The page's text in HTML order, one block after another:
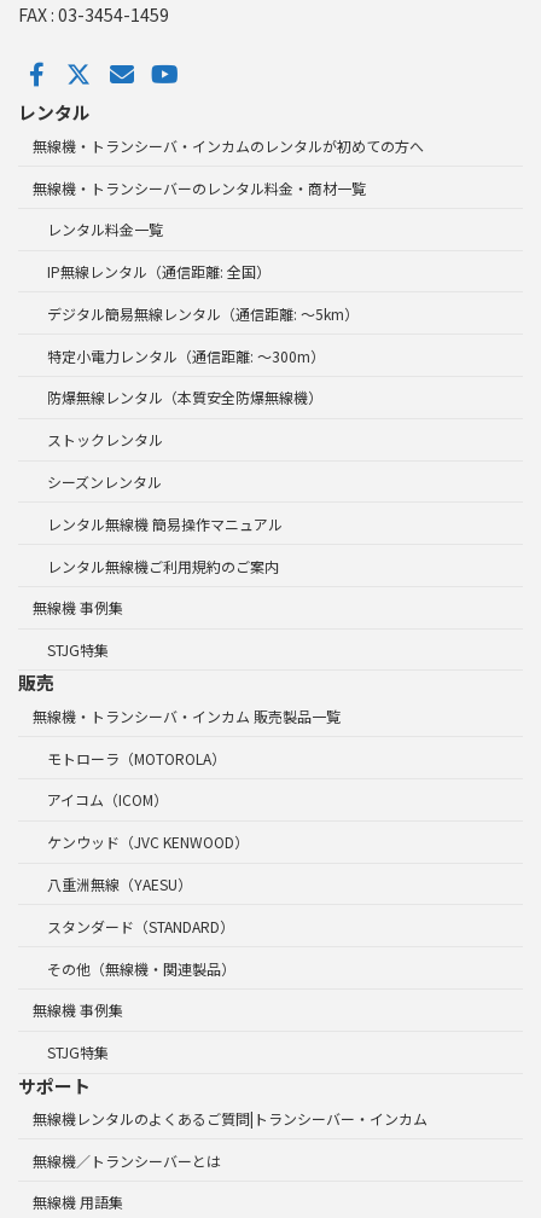
FAX : 03-3454-1459
レンタル
無線機・トランシーバ・インカムのレンタルが初めての方へ
無線機・トランシーバーのレンタル料金・商材一覧
レンタル料金一覧
IP無線レンタル（通信距離: 全国）
デジタル簡易無線レンタル（通信距離: ～5km）
特定小電力レンタル（通信距離: ～300m）
防爆無線レンタル（本質安全防爆無線機）
ストックレンタル
シーズンレンタル
レンタル無線機 簡易操作マニュアル
レンタル無線機ご利用規約のご案内
無線機 事例集
STJG特集
販売
無線機・トランシーバ・インカム 販売製品一覧
モトローラ（MOTOROLA）
アイコム（ICOM）
ケンウッド（JVC KENWOOD）
八重洲無線（YAESU）
スタンダード（STANDARD）
その他（無線機・関連製品）
無線機 事例集
STJG特集
サポート
無線機レンタルのよくあるご質問|トランシーバー・インカム
無線機／トランシーバーとは
無線機 用語集